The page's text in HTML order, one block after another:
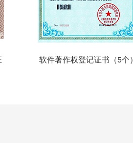
软件著作权登记证书（5个）